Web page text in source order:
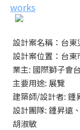
works
設計案名稱：台
設計案位置：台
業主: 國際獅子會
主要用途: 展覽
建築師/設計者: 鍾
設計團隊: 鍾昇遠
胡淑敏